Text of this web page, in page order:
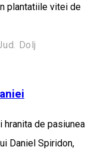
plantatiile vitei de
Dolj
hranita de pasiunea
Daniel Spiridon,